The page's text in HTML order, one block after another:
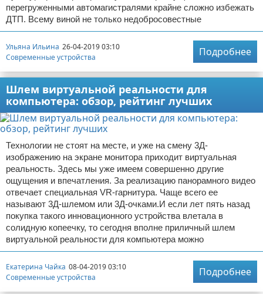
перегруженными автомагистралями крайне сложно избежать
ДТП. Всему виной не только недобросовестные
Ульяна Ильина 26-04-2019 03:10
Современные устройства
Подробнее
Шлем виртуальной реальности для
компьютера: обзор, рейтинг лучших
Технологии не стоят на месте, и уже на смену 3Д-
изображению на экране монитора приходит виртуальная
реальность. Здесь мы уже имеем совершенно другие
ощущения и впечатления. За реализацию панорамного видео
отвечает специальная VR-гарнитура. Чаще всего ее
называют 3Д-шлемом или 3Д-очками.И если лет пять назад
покупка такого инновационного устройства влетала в
солидную копеечку, то сегодня вполне приличный шлем
виртуальной реальности для компьютера можно
Екатерина Чайка 08-04-2019 03:10
Современные устройства
Подробнее